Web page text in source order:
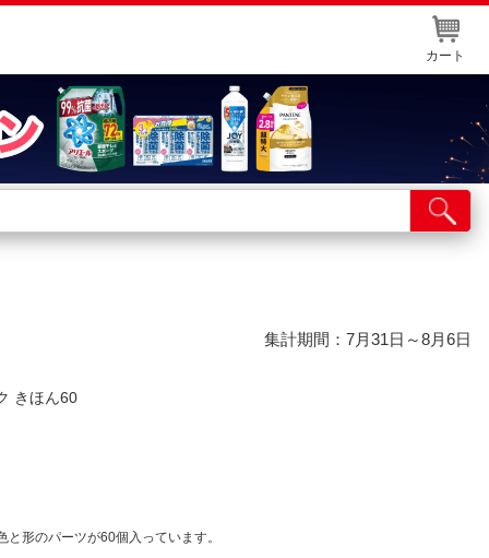
カート
舗サービス
ト取り置き
報
集計期間：7月31日～8月6日
きほん60
形のパーツが60個入っています。